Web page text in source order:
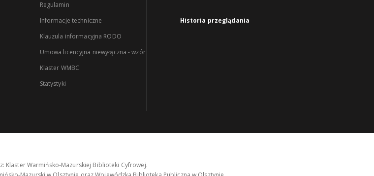
Regulamin
Informacje techniczne
Klauzula informacyjna RODO
Umowa licencyjna niewyłączna - wzór
Klaster WMBC
Statystyki
Historia przeglądania
Klaster Warmińsko-Mazurskiej Biblioteki Cyfrowej.